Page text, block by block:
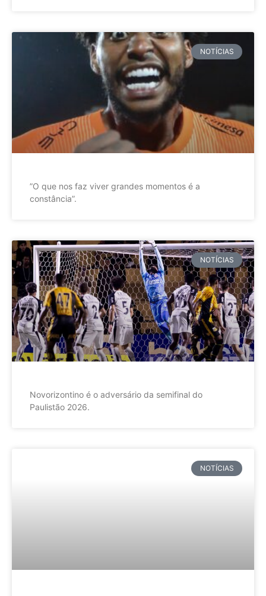
NOTÍCIAS
”O que nos faz viver grandes momentos é a
constância”.
NOTÍCIAS
Novorizontino é o adversário da semifinal do
Paulistão 2026.
NOTÍCIAS